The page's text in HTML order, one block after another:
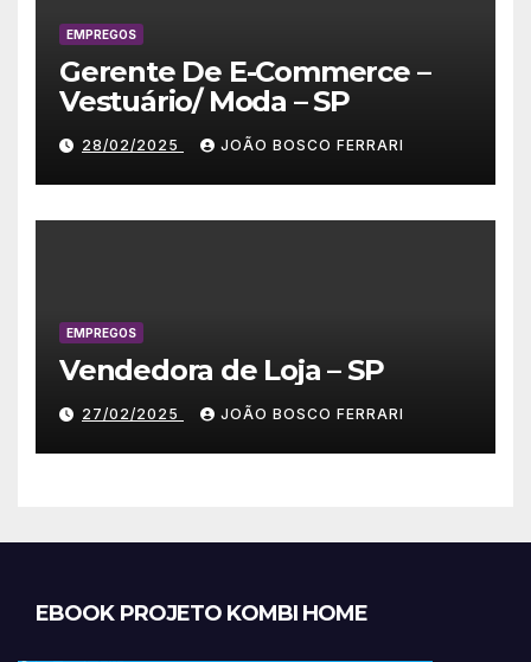
EMPREGOS
Gerente De E-Commerce –
Vestuário/ Moda – SP
28/02/2025 JOÃO BOSCO FERRARI
EMPREGOS
Vendedora de Loja – SP
27/02/2025 JOÃO BOSCO FERRARI
EBOOK PROJETO KOMBI HOME